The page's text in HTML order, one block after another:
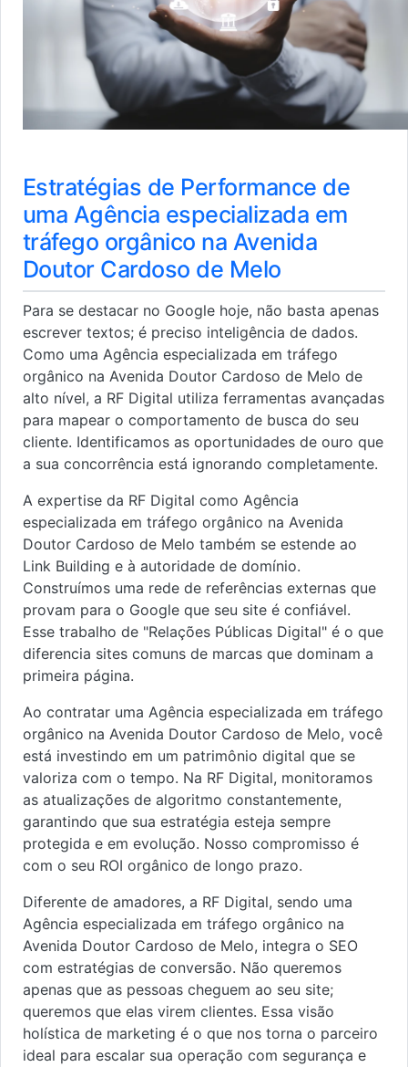
Estratégias de Performance de
uma Agência especializada em
tráfego orgânico na Avenida
Doutor Cardoso de Melo
Para se destacar no Google hoje, não basta apenas
escrever textos; é preciso inteligência de dados.
Como uma Agência especializada em tráfego
orgânico na Avenida Doutor Cardoso de Melo de
alto nível, a RF Digital utiliza ferramentas avançadas
para mapear o comportamento de busca do seu
cliente. Identificamos as oportunidades de ouro que
a sua concorrência está ignorando completamente.
A expertise da RF Digital como Agência
especializada em tráfego orgânico na Avenida
Doutor Cardoso de Melo também se estende ao
Link Building e à autoridade de domínio.
Construímos uma rede de referências externas que
provam para o Google que seu site é confiável.
Esse trabalho de "Relações Públicas Digital" é o que
diferencia sites comuns de marcas que dominam a
primeira página.
Ao contratar uma Agência especializada em tráfego
orgânico na Avenida Doutor Cardoso de Melo, você
está investindo em um patrimônio digital que se
valoriza com o tempo. Na RF Digital, monitoramos
as atualizações de algoritmo constantemente,
garantindo que sua estratégia esteja sempre
protegida e em evolução. Nosso compromisso é
com o seu ROI orgânico de longo prazo.
Diferente de amadores, a RF Digital, sendo uma
Agência especializada em tráfego orgânico na
Avenida Doutor Cardoso de Melo, integra o SEO
com estratégias de conversão. Não queremos
apenas que as pessoas cheguem ao seu site;
queremos que elas virem clientes. Essa visão
holística de marketing é o que nos torna o parceiro
ideal para escalar sua operação com segurança e